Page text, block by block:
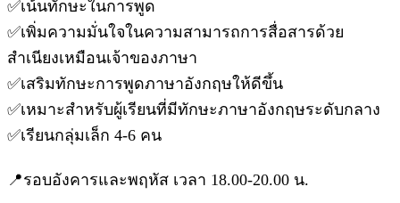
✅เน้นทักษะในการพูด
✅เพิ่มความมั่นใจในความสามารถการสื่อสารด้วย
สำเนียงเหมือนเจ้าของภาษา
✅เสริมทักษะการพูดภาษาอังกฤษให้ดีขึ้น
✅เหมาะสำหรับผู้เรียนที่มีทักษะภาษาอังกฤษระดับกลาง
✅เรียนกลุ่มเล็ก 4-6 คน
📍รอบอังคารและพฤหัส เวลา 18.00-20.00 น.